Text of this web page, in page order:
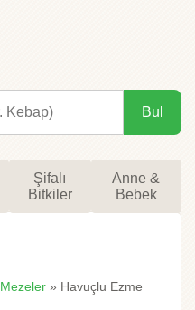
Bul
Şifalı
Bitkiler
Anne &
Bebek
Mezeler » Havuçlu Ezme